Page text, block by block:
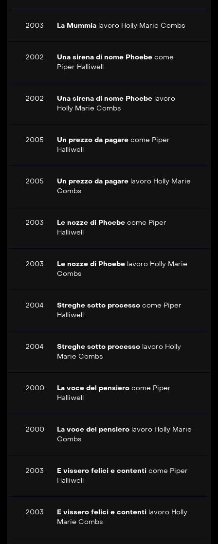
2003 La Mummia lavoro Holly Marie Combs
2002 Una sirena di nome Phoebe come
Piper Halliwell
2002 Una sirena di nome Phoebe lavoro
Holly Marie Combs
2005 Un prezzo da pagare come Piper
Halliwell
2005 Un prezzo da pagare lavoro Holly Marie
Combs
2003 Le nozze di Phoebe come Piper
Halliwell
2003 Le nozze di Phoebe lavoro Holly Marie
Combs
2004 Streghe sotto processo come Piper
Halliwell
2004 Streghe sotto processo lavoro Holly
Marie Combs
2000 La voce del pensiero come Piper
Halliwell
2000 La voce del pensiero lavoro Holly Marie
Combs
2003 E vissero felici e contenti come Piper
Halliwell
2003 E vissero felici e contenti lavoro Holly
Marie Combs